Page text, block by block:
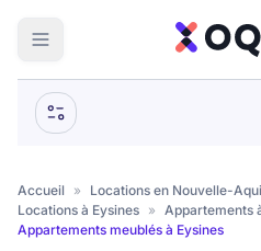
Votre
Que recherchez-vous ?
recherche
Accueil » Locations en Nouvelle-
Locations à Eysines » Appartements
Appartements meublés à Eysines